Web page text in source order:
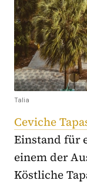
Talia
Ceviche
Einstand für
einem der
Köstliche